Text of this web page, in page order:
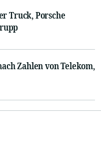
Truck, Porsche
Zahlen von Telekom,